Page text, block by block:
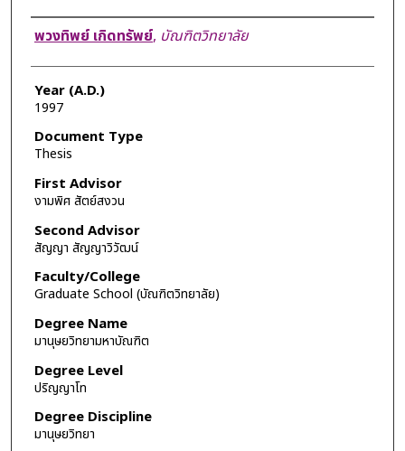
Author
พวงทิพย์ เกิดทรัพย์, บัณฑิตวิทยาลัย
Year (A.D.)
1997
Document Type
Thesis
First Advisor
งามพิศ สัตย์สงวน
Second Advisor
สัญญา สัญญาวิวัฒน์
Faculty/College
Graduate School (บัณฑิตวิทยาลัย)
Degree Name
มานุษยวิทยามหาบัณฑิต
Degree Level
ปริญญาโท
Degree Discipline
มานุษยวิทยา